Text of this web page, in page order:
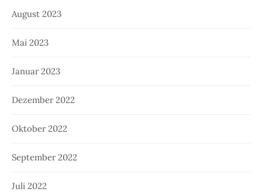
August 2023
Mai 2023
Januar 2023
Dezember 2022
Oktober 2022
September 2022
Juli 2022